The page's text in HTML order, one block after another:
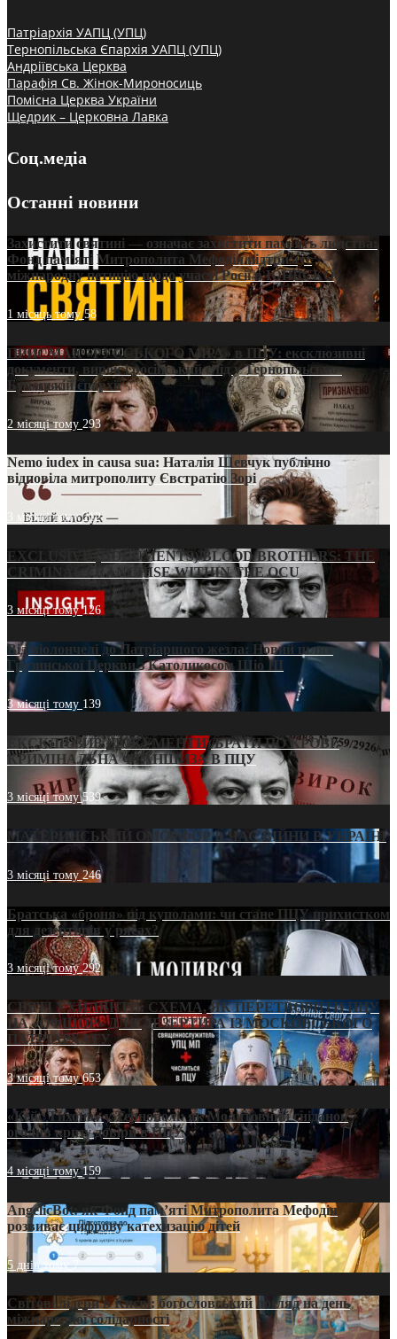
Патріархія УАПЦ (УПЦ)
Тернопільська Єпархія УАПЦ (УПЦ)
Андріївська Церква
Парафія Св. Жінок-Мироносиць
Помісна Церква України
Щедрик – Церковна Лавка
Соц.медіа
Останні новини
Захистити святині — означає захистити пам’ять людства:
Фонд пам’яті Митрополита Мефодія підтримує
міжнародну петицію щодо участі Росії в ЮНЕСКО
1 місяць тому58
ПРИСМАК «РУССЬКОГО МІРА» в ПЦУ: ексклюзивні
документи, вирок і російський слід у Тернопільсько-
Бучацькій єпархії
2 місяці тому 293
Nemo iudex in causa sua: Наталія Шевчук публічно
відповіла митрополиту Євстратію Зорі
3 місяці тому212
EXCLUSIVE (DOCUMENTS)/BLOOD BROTHERS: THE
CRIMINAL FRANCHISE WITHIN THE OCU
3 місяці тому126
Від віолончелі до Патріаршого жезла: Новий шлях
Грузинської Церкви з Католикосом Шіо III
3 місяці тому 139
ЕКСКЛЮЗИВ (ДОКУМЕНТИ)/БРАТИ ПО КРОВІ:
КРИМІНАЛЬНА ФРАНШИЗА В ПЦУ
3 місяці тому539
МАТЕРИНСЬКИЙ ОМОРФОР В ЧАС ВІЙНИ В УКРАЇНІ
3 місяці тому246
Братська «броня» під куполами: чи стане ПЦУ прихистком
для дезертирів у рясах?
3 місяці тому292
СВЯТІ УХИЛЯНТИ: СХЕМА, ЯК ПЕРЕТВОРИТИ ПЦУ
НА «ОФШОР» ДЛЯ ДЕЗЕРТИРА ІЗ МОСКОВСЬКОГО
ПАТРІАРХАТУ
3 місяці тому653
«Кейс Тихона» у Тернополі: як Молитовний сніданок
оголив кризу довіри в ПЦУ
4 місяці тому159
AngelicBot: як Фонд пам’яті Митрополита Мефодія
розвиває цифрову катехизацію дітей
5 днів тому7
Світові лідери в Києві: богословський погляд на день
міжнародної солідарності